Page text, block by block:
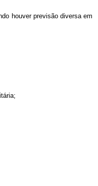
houver previsão diversa em